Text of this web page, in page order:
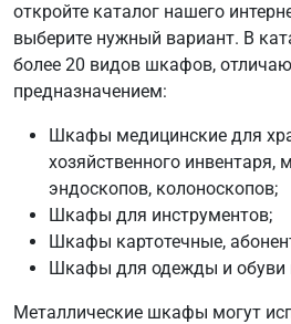
откройте каталог нашего
выберите нужный вариант. В
более 20 видов шкафов,
предназначением:
Шкафы медицинские для
хозяйственного инвентаря,
эндоскопов, колоноскопов;
Шкафы для инструментов;
Шкафы картотечные,
Шкафы для одежды и обуви
Металлические шкафы могут